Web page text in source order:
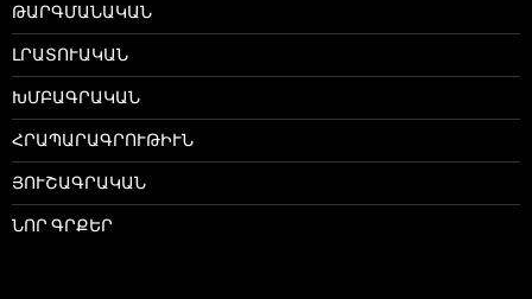
ԹԱՐԳՄԱՆԱԿԱՆ
ԼՐԱՏՈՒԱԿԱՆ
ԽՄԲԱԳՐԱԿԱՆ
ՀՐԱՊԱՐԱԳՐՈՒԹԻՒՆ
ՅՈՒՇԱԳՐԱԿԱՆ
ՆՈՐ ԳՐՔԵՐ